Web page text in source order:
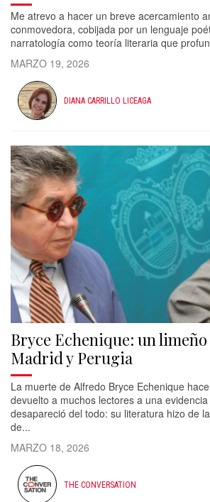
Me atrevo a hacer un breve acercamiento
conmovedora, cobijada por un lenguaje
narratología como teoría literaria que
MARZO 19, 2026
DIANA CARRILLO LICEAGA
Bryce Echenique: un
Madrid y Perugia
La muerte de Alfredo Bryce Echenique
devuelto a muchos lectores a una
desapareció del todo: su literatura hizo de
de...
MARZO 18, 2026
THE CONVERSATION